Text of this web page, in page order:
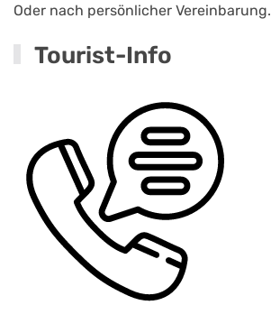
Oder nach persönlicher Vereinbarung.
Tourist-Info